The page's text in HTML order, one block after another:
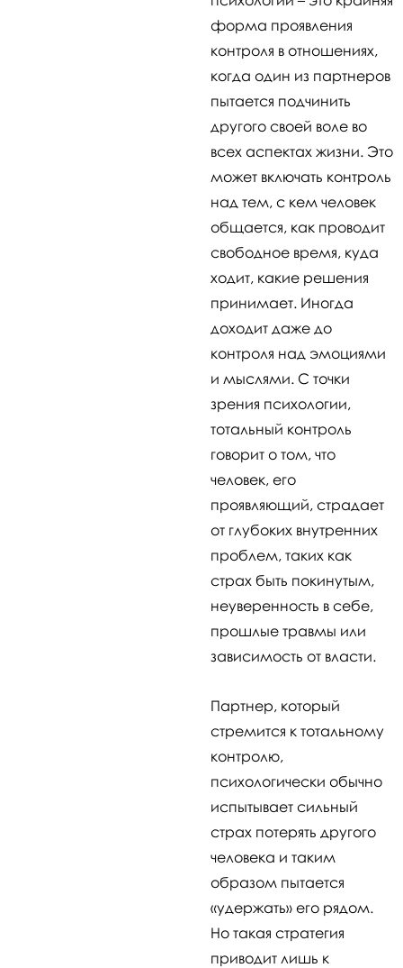
форма проявления
контроля в отношениях,
когда один из партнеров
пытается подчинить
другого своей воле во
всех аспектах жизни. Это
может включать контроль
над тем, с кем человек
общается, как проводит
свободное время, куда
ходит, какие решения
принимает. Иногда
доходит даже до
контроля над эмоциями
и мыслями. С точки
зрения психологии,
тотальный контроль
говорит о том, что
человек, его
проявляющий, страдает
от глубоких внутренних
проблем, таких как
страх быть покинутым,
неуверенность в себе,
прошлые травмы или
зависимость от власти.
Партнер, который
стремится к тотальному
контролю,
психологически обычно
испытывает сильный
страх потерять другого
человека и таким
образом пытается
«удержать» его рядом.
Но такая стратегия
приводит лишь к